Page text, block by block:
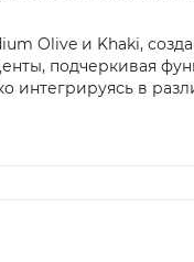
Olive и Khaki,
подчеркивая
интегрируясь в